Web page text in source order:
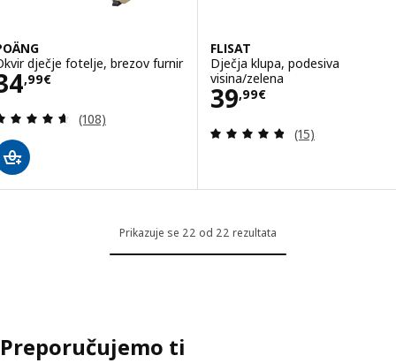
dječje fotelje, brezov furnir
,99€ 34,99€
Revizija: 4.6 od 5 zvjezdica. Ukupno recenzija:
(108)
FLISAT
Dječja klupa, podesiva
visina/zelena
39,99€
Cijena 39,99€
Revizija: 4.8
(15)
Prikazuje se 22 od 22 rezultata
Preporučujemo ti